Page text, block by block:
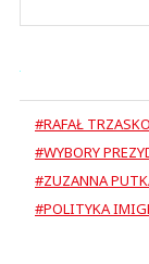
#RAFAŁ
#WYBORY
#ZUZANNA
#POLITYKA